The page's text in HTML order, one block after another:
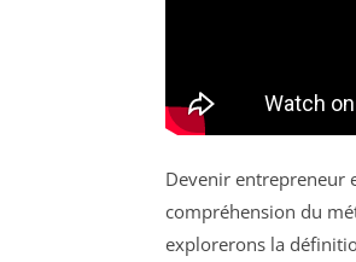
Devenir entrepreneur
compréhension du
explorerons la